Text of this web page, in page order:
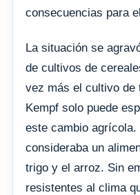
consecuencias para
La situación se
de cultivos de
vez más el cultivo de
Kempf solo puede
este cambio
consideraba un
trigo y el arroz. Sin
resistentes al clima